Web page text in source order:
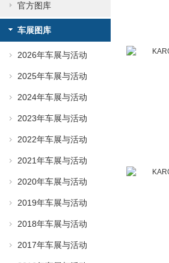
官方图库
车展图库
2026年车展与活动
2025年车展与活动
2024年车展与活动
2023年车展与活动
2022年车展与活动
2021年车展与活动
2020年车展与活动
2019年车展与活动
2018年车展与活动
2017年车展与活动